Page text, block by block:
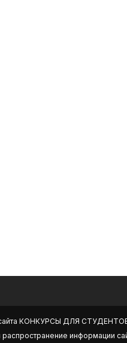
КОНКУРСЫ ДЛЯ
информации